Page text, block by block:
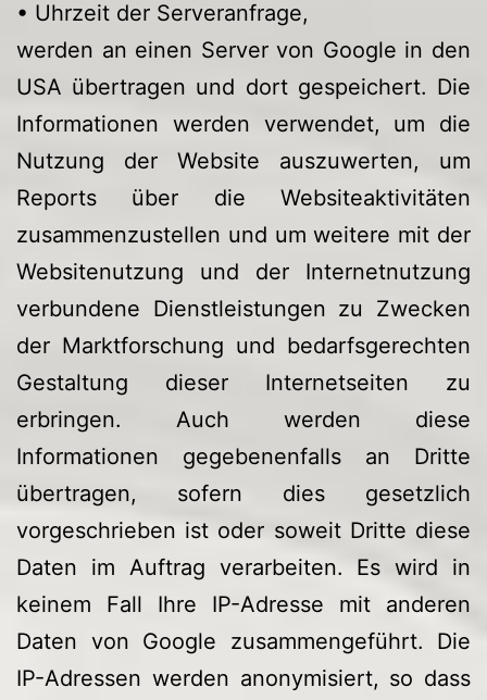
• Uhrzeit der Serveranfrage,
werden an einen Server von Google in den
USA übertragen und dort gespeichert. Die
Informationen werden verwendet, um die
Nutzung der Website auszuwerten, um
Reports über die Websiteaktivitäten
zusammenzustellen und um weitere mit der
Websitenutzung und der Internetnutzung
verbundene Dienstleistungen zu Zwecken
der Marktforschung und bedarfsgerechten
Gestaltung dieser Internetseiten zu
erbringen. Auch werden diese
Informationen gegebenenfalls an Dritte
übertragen, sofern dies gesetzlich
vorgeschrieben ist oder soweit Dritte diese
Daten im Auftrag verarbeiten. Es wird in
keinem Fall Ihre IP-Adresse mit anderen
Daten von Google zusammengeführt. Die
IP-Adressen werden anonymisiert, so dass